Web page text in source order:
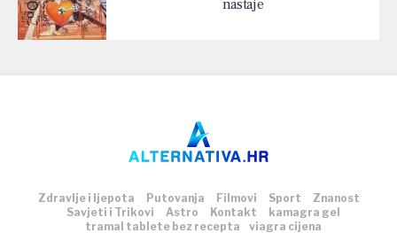
nastaje
Zdravlje i ljepota Putovanja Filmovi Sport
Znanost
Savjeti i Trikovi
Astro Kontakt
kamagra gel
tramal tablete bez recepta
viagra cijena